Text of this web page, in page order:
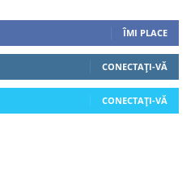
ÎMI PLACE
CONECTAȚI-VĂ
CONECTAȚI-VĂ